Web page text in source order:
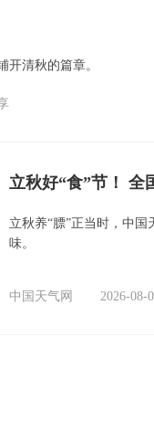
开清秋的篇章。
立秋好“食”节！ 全
立秋养“膘”正当时，中
味。
中国天气网 2026-08-